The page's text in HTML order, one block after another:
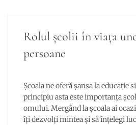
Rolul școlii în viața
persoane
Școala ne oferă șansa la educație
principiu asta este importanța
omului. Mergând la școala ai
îți dezvolți mintea și să înțelegi